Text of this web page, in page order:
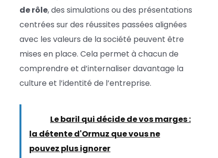
de rôle, des simulations ou des présentations
centrées sur des réussites passées alignées
avec les valeurs de la société peuvent être
mises en place. Cela permet à chacun de
comprendre et d’internaliser davantage la
culture et l’identité de l’entreprise.
Le baril qui décide de vos marges :
la détente d'Ormuz que vous ne
pouvez plus ignorer